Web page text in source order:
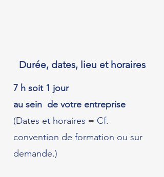
Durée, dates, lieu et horaires
7 h soit 1 jour
au sein de votre entreprise
(Dates et horaires = Cf.
convention de formation ou sur
demande.)